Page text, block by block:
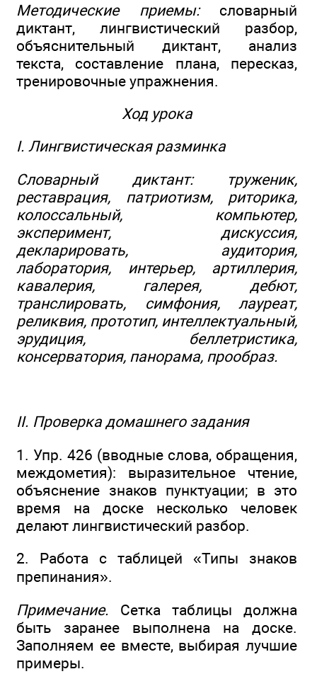
Методические приемы:словарный
диктант, лингвистический разбор,
объяснительный диктант, анализ
текста, составление плана, пересказ,
тренировочные упражнения.
Ход урока
I. Лингвистическая разминка
Словарный диктант: труженик,
реставрация, патриотизм, риторика,
колоссальный, компьютер,
эксперимент, дискуссия,
декларировать, аудитория,
лаборатория, интерьер, артиллерия,
кавалерия, галерея, дебют,
транслировать, симфония, лауреат,
реликвия, прототип, интеллектуальный,
эрудиция, беллетристика,
консерватория, панорама, прообраз.
II. Проверка домашнего задания
1. Упр. 426 (вводные слова, обращения,
междометия): выразительное чтение,
объяснение знаков пунктуации; в это
время на доске несколько человек
делают лингвистический разбор.
2. Работа с таблицей «Типы знаков
препинания».
Примечание. Сетка таблицы должна
быть заранее выполнена на доске.
Заполняем ее вместе, выбирая лучшие
примеры.